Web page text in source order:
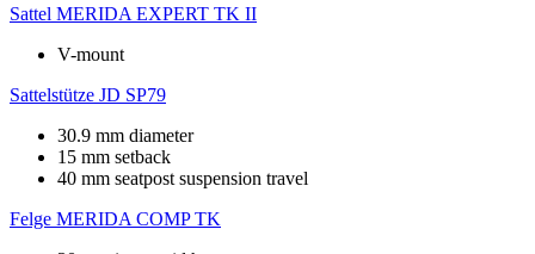
Sattel MERIDA EXPERT TK II
V-mount
Sattelstütze JD SP79
30.9 mm diameter
15 mm setback
40 mm seatpost suspension travel
Felge MERIDA COMP TK